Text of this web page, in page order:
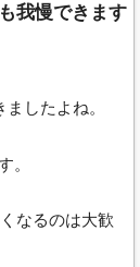
我慢できます
したよね。
。
なるのは大歓